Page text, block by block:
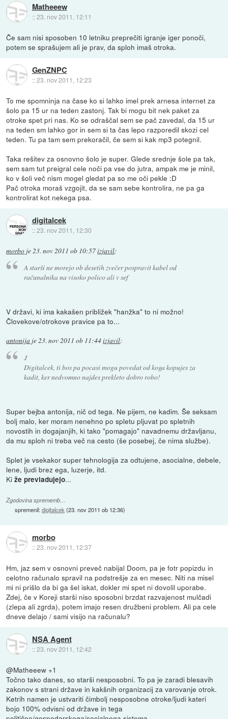
Matheeew
::23. nov 2011, 12:11
Če sam nisi sposoben 10 letniku preprečiti igranje iger ponoči,
potem se sprašujem ali je prav, da sploh imaš otroka.
GenZNPC
::23. nov 2011, 12:23
To me spomninja na čase ko si lahko imel prek arnesa internet za
šolo pa 15 ur na teden zastonj. Tak bi mogu bit nek paket za
otroke spet pri nas. Ko se odraščal sem se pač zavedal, da 15 ur
na teden sm lahko gor in sem si ta čas lepo razporedil skozi cel
teden. Tu pa tam sem prekoračil, če sem si kak mp3 potegnil.
Taka rešitev za osnovno šolo je super. Glede srednje šole pa tak,
sem sam tut preigral cele noči pa vse do jutra, ampak me je minil,
ko v šoli več nism mogel gledat pa so me oči pekle :D
Pač otroka moraš vzgojit, da se sam sebe kontrolira, ne pa ga
kontrolirat kot nekega psa.
digitalcek
::23. nov 2011, 12:30
morbo je 23. nov 2011 ob 10:57izjavil:
A starši ne morejo ob desetih zvečer pospravit kabel od
računalnika na visoko polico ali v sef
V državi, ki ima kakašen približek "hanžka" to ni možno!
Človekove/otrokove pravice pa to...
antonija je23. nov 2011 ob 11:44izjavil:
J
Digitalcek, ti bos pa pocasi mogu povedat od koga kopujes za
kadit, ker nedvomno najdes prekleto dobro robo!
Super bejba antonija, nič od tega. Ne pijem, ne kadim. Še seksam
bolj malo, ker moram nenehno po spletu pljuvat po spletnih
novostih in dogajanjih, ki tako "pomagajo" navadnemu državljanu,
da mu sploh ni treba več na cesto (še posebej, če nima službe).
Splet je vsekakor super tehnologija za odtujene, asocialne, debele,
lene, ljudi brez ega, luzerje, itd.
Kiže prevladujejo...
Zgodovina sprememb…
spremenil:digitalcek (23. nov 2011 ob 12:36)
morbo
::23. nov 2011, 12:37
Hm, jaz sem v osnovni preveč nabijal Doom, pa je fotr popizdu in
celotno računalo spravil na podstrešje za en mesec. Niti na misel
mi ni prišlo da bi ga šel iskat, dokler mi spet ni dovolil uporabe.
Zdej, če v Koreji starši niso sposobni brzdat razvajenost mulčadi
(zlepa ali zgrda), potem imajo resen družbeni problem. Ali pa cele
dneve delajo / sami visijo na računalu?
NSA Agent
::23. nov 2011, 12:42
@Matheeew +1
Točno tako danes, so starši nesposobni. To pa je zaradi blesavih
zakonov s strani države in kakšnih organizacij za varovanje otrok.
Ketrih namen je ustvariti čimbolj nesposobne otroke/ljudi kateri
bojo 100% odvisni od države in tega